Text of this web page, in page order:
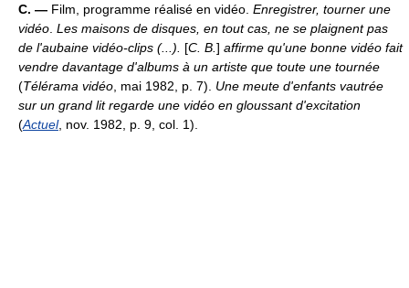
C. — Film, programme réalisé en vidéo. Enregistrer, tourner une
vidéo Les maisons de disques, en tout cas, ne se plaignent pas
de l'aubaine vidéo-clips (...). [C. B. ] affirme qu'une bonne vidéo fait
vendre davantage d'albums à un artiste que toute une tournée
(Télérama vidéo , mai 1982, p. 7). Une meute d'enfants vautrée
sur un grand lit regarde une vidéo en gloussant d'excitation
(Actuel, nov. 1982, p. 9, col. 1).